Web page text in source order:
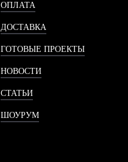
ОПЛАТА
ДОСТАВКА
ГОТОВЫЕ ПРОЕКТЫ
НОВОСТИ
СТАТЬИ
ШОУРУМ